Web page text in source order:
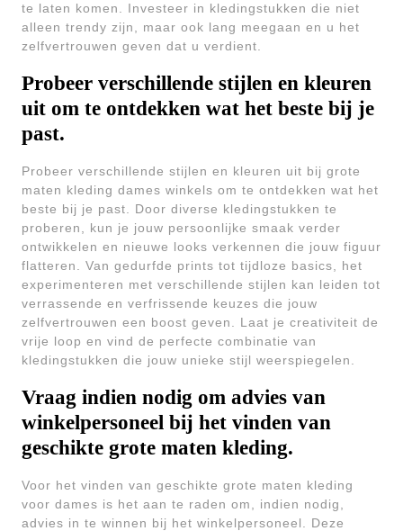
te laten komen. Investeer in kledingstukken die niet
alleen trendy zijn, maar ook lang meegaan en u het
zelfvertrouwen geven dat u verdient.
Probeer verschillende stijlen en kleuren
uit om te ontdekken wat het beste bij je
past.
Probeer verschillende stijlen en kleuren uit bij grote
maten kleding dames winkels om te ontdekken wat het
beste bij je past. Door diverse kledingstukken te
proberen, kun je jouw persoonlijke smaak verder
ontwikkelen en nieuwe looks verkennen die jouw figuur
flatteren. Van gedurfde prints tot tijdloze basics, het
experimenteren met verschillende stijlen kan leiden tot
verrassende en verfrissende keuzes die jouw
zelfvertrouwen een boost geven. Laat je creativiteit de
vrije loop en vind de perfecte combinatie van
kledingstukken die jouw unieke stijl weerspiegelen.
Vraag indien nodig om advies van
winkelpersoneel bij het vinden van
geschikte grote maten kleding.
Voor het vinden van geschikte grote maten kleding
voor dames is het aan te raden om, indien nodig,
advies in te winnen bij het winkelpersoneel. Deze